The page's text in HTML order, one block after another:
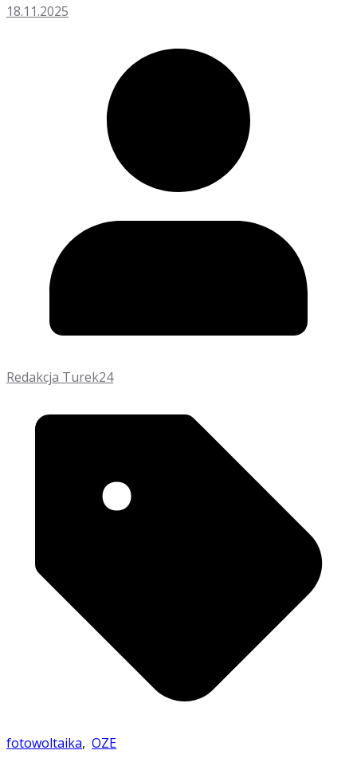
18.11.2025
Redakcja Turek24
fotowoltaika, OZE